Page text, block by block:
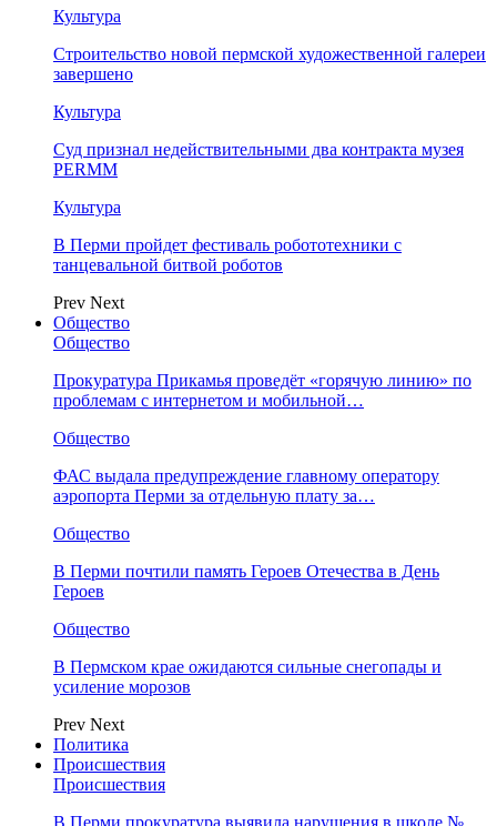
Культура
Строительство новой пермской художественной галереи
завершено
Культура
Суд признал недействительными два контракта музея
PERMM
Культура
В Перми пройдет фестиваль робототехники с
танцевальной битвой роботов
Prev Next
Общество
Общество
Прокуратура Прикамья проведёт «горячую линию» по
проблемам с интернетом и мобильной…
Общество
ФАС выдала предупреждение главному оператору
аэропорта Перми за отдельную плату за…
Общество
В Перми почтили память Героев Отечества в День
Героев
Общество
В Пермском крае ожидаются сильные снегопады и
усиление морозов
Prev Next
Политика
Происшествия
Происшествия
В Перми прокуратура выявила нарушения в школе №